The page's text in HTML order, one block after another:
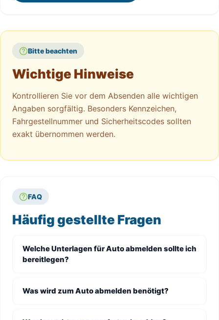
Bitte beachten
Wichtige Hinweise
Kontrollieren Sie vor dem Absenden alle wichtigen
Angaben sorgfältig. Besonders Kennzeichen,
Fahrgestellnummer und Sicherheitscodes sollten
exakt übernommen werden.
FAQ
Häufig gestellte Fragen
Welche Unterlagen für Auto abmelden sollte ich
bereitlegen?
Was wird zum Auto abmelden benötigt?